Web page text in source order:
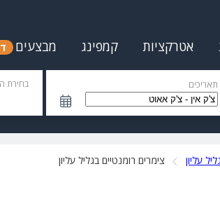
אטרקציות קמפינג מבצעים
תאריכים בחירת
עליון צימרים רומנטיים בגליל עליון